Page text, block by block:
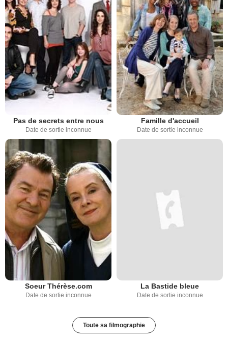
Pas de secrets entre nous
Date de sortie inconnue
Famille d'accueil
Date de sortie inconnue
Soeur Thérèse.com
Date de sortie inconnue
La Bastide bleue
Date de sortie inconnue
Toute sa filmographie